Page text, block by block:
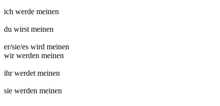
ich werde meinen
du wirst meinen
er/sie/es wird meinen
wir werden meinen
ihr werdet meinen
sie werden meinen